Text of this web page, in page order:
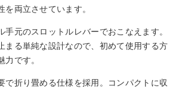
両立させています。
手元のスロットルレバーでおこなえます。
まる単純な設計なので、初めて使用する方
力です。
で折り畳める仕様を採用。コンパクトに収